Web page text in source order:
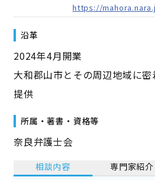
https://
沿革
2024年4月開業
大和郡山市とその周辺地域に
提供
所属・著書・資格等
奈良弁護士会
相談内容 専門家紹介